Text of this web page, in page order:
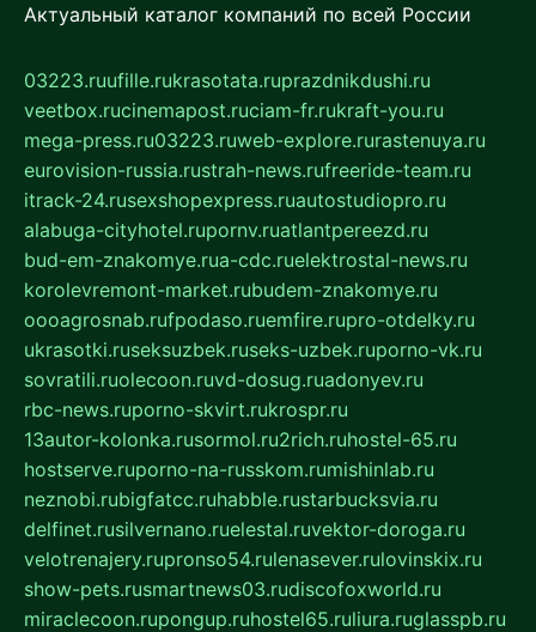
Актуальный каталог компаний по всей России
03223.ruufille.rukrasotata.ruprazdnikdushi.ru
veetbox.rucinemapost.ruciam-fr.rukraft-you.ru
mega-press.ru03223.ruweb-explore.rurastenuya.ru
eurovision-russia.rustrah-news.rufreeride-team.ru
itrack-24.rusexshopexpress.ruautostudiopro.ru
alabuga-cityhotel.rupornv.ruatlantpereezd.ru
bud-em-znakomye.rua-cdc.ruelektrostal-news.ru
korolevremont-market.rubudem-znakomye.ru
oooagrosnab.rufpodaso.ruemfire.rupro-otdelky.ru
ukrasotki.ruseksuzbek.ruseks-uzbek.ruporno-vk.ru
sovratili.ruolecoon.ruvd-dosug.ruadonyev.ru
rbc-news.ruporno-skvirt.rukrospr.ru
13autor-kolonka.rusormol.ru2rich.ruhostel-65.ru
hostserve.ruporno-na-russkom.rumishinlab.ru
neznobi.rubigfatcc.ruhabble.rustarbucksvia.ru
delfinet.rusilvernano.ruelestal.ruvektor-doroga.ru
velotrenajery.rupronso54.rulenasever.rulovinskix.ru
show-pets.rusmartnews03.rudiscofoxworld.ru
miraclecoon.rupongup.ruhostel65.ruliura.ruglasspb.ru